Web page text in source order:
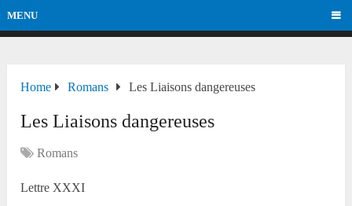
MENU
Home Romans Les Liaisons dangereuses
Les Liaisons dangereuses
Romans
Lettre XXXI